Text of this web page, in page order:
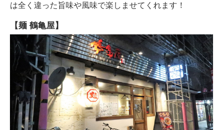
は全く違った旨味や風味で楽しませてくれます！
【麺 鶴亀屋】